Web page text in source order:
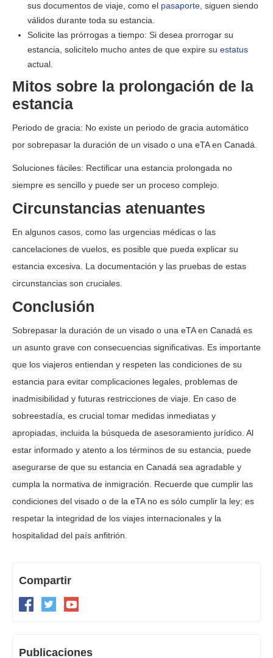
sus documentos de viaje, como el pasaporte , siguen siendo
válidos durante toda su estancia.
Solicite las prórrogas a tiempo: Si desea prorrogar su
estancia, solicítelo mucho antes de que expire su estatus
actual.
Mitos sobre la prolongación de la
estancia
Periodo de gracia: No existe un periodo de gracia automático
por sobrepasar la duración de un visado o una eTA en Canadá.
Soluciones fáciles: Rectificar una estancia prolongada no
siempre es sencillo y puede ser un proceso complejo.
Circunstancias atenuantes
En algunos casos, como las urgencias médicas o las
cancelaciones de vuelos, es posible que pueda explicar su
estancia excesiva. La documentación y las pruebas de estas
circunstancias son cruciales.
Conclusión
Sobrepasar la duración de un visado o una eTA en Canadá es
un asunto grave con consecuencias significativas. Es importante
que los viajeros entiendan y respeten las condiciones de su
estancia para evitar complicaciones legales, problemas de
inadmisibilidad y futuras restricciones de viaje. En caso de
sobreestadía, es crucial tomar medidas inmediatas y
apropiadas, incluida la búsqueda de asesoramiento jurídico. Al
estar informado y atento a los términos de su estancia, puede
asegurarse de que su estancia en Canadá sea agradable y
cumpla la normativa de inmigración. Recuerde que cumplir las
condiciones del visado o de la eTA no es sólo cumplir la ley; es
respetar la integridad de los viajes internacionales y la
hospitalidad del país anfitrión.
Compartir
Publicaciones